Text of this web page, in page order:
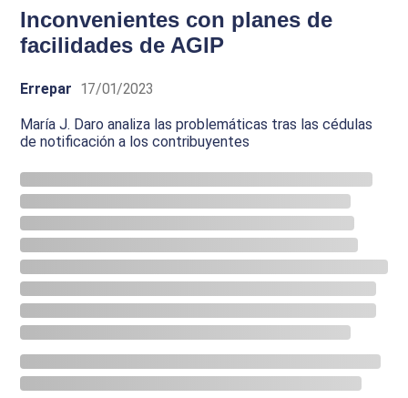
Inconvenientes con planes de
facilidades de AGIP
Errepar 17/01/2023
María J. Daro analiza las problemáticas tras las cédulas
de notificación a los contribuyentes